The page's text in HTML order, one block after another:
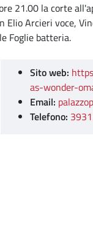
21.00 la corte
Elio Arcieri voce,
Foglie batteria.
Sito web:
as-wonder-
Email:
Telefono: